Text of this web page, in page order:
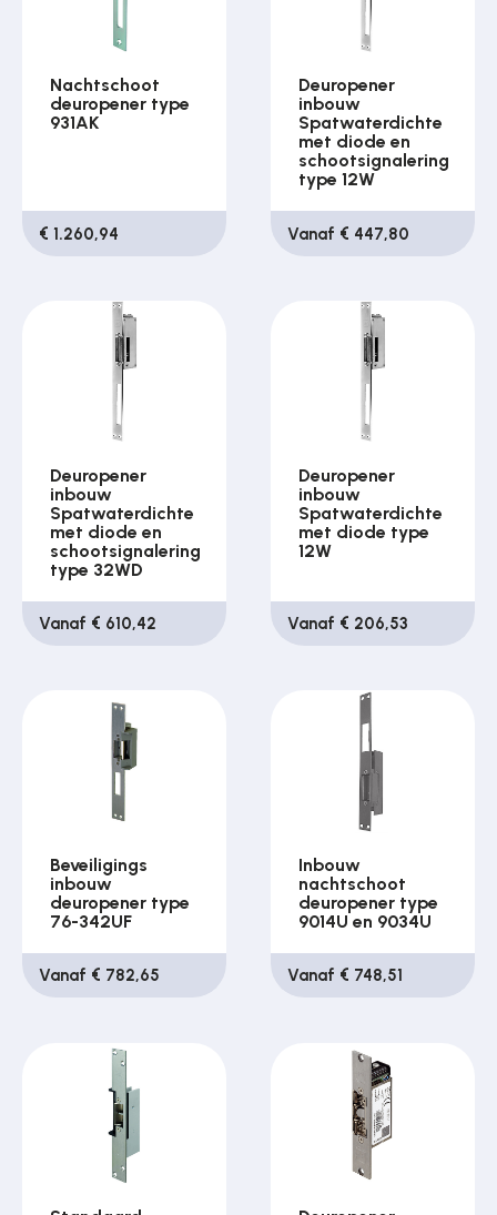
Nachtschoot
deuropener type
931AK
€ 1.260,94
Deuropener
inbouw
Spatwaterdichte
met diode en
schootsignalering
type 12W
Vanaf € 447,80
Deuropener
inbouw
Spatwaterdichte
met diode en
schootsignalering
type 32WD
Vanaf € 610,42
Deuropener
inbouw
Spatwaterdichte
met diode type
12W
Vanaf € 206,53
Beveiligings
inbouw
deuropener type
76-342UF
Vanaf € 782,65
Inbouw
nachtschoot
deuropener type
9014U en 9034U
Vanaf € 748,51